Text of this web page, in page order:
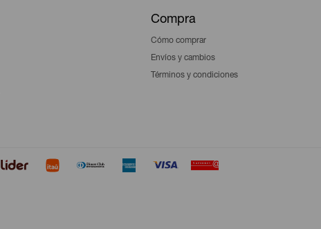
Compra
Cómo comprar
Envíos y cambios
Términos y condiciones